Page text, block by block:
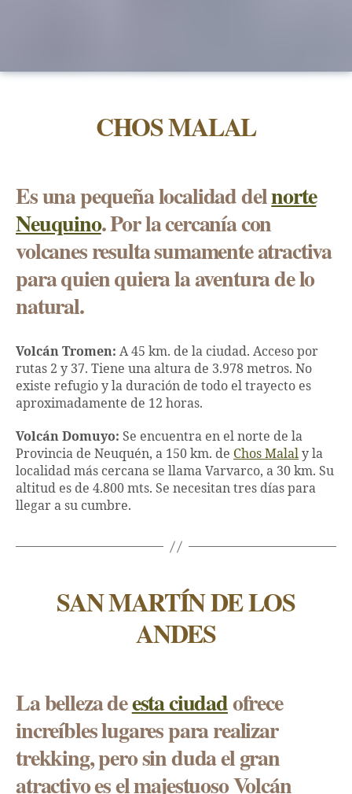
CHOS MALAL
Es una pequeña localidad delnorte
Neuquino. Por la cercanía con
volcanes resulta sumamente atractiva
para quien quiera la aventura de lo
natural.
Volcán Tromen: A 45 km. de la ciudad. Acceso por
rutas 2 y 37. Tiene una altura de 3.978 metros. No
existe refugio y la duración de todo el trayecto es
aproximadamente de 12 horas.
Volcán Domuyo: Se encuentra en el norte de la
Provincia de Neuquén, a 150 km. de Chos Malal y la
localidad más cercana se llama Varvarco, a 30 km. Su
altitud es de 4.800 mts. Se necesitan tres días para
llegar a su cumbre.
SAN MARTÍN DE LOS
ANDES
La belleza deesta ciudadofrece
increíbles lugares para realizar
trekking, pero sin duda el gran
atractivo es el majestuoso Volcán